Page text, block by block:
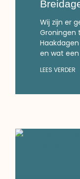
Wij zijn er
Groningen
en wat
LEES VERDER